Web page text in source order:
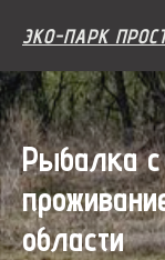
ЭКО-ПАРК
Рыбалка
области